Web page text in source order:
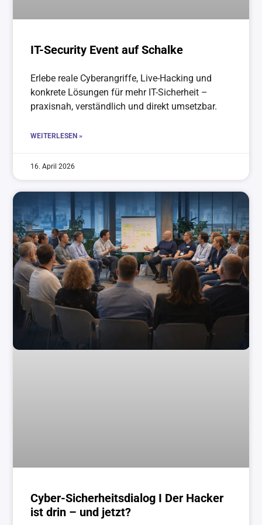
IT-Security Event auf Schalke
Erlebe reale Cyberangriffe, Live-Hacking und
konkrete Lösungen für mehr IT-Sicherheit –
praxisnah, verständlich und direkt umsetzbar.
WEITERLESEN »
16. April 2026
Cyber-Sicherheitsdialog I Der Hacker
ist drin – und jetzt?